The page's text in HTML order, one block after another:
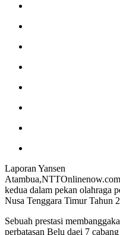
Laporan Yansen
kedua dalam pekan olahraga
Nusa Tenggara Timur Tahun
Sebuah prestasi
perbatasan Belu daei 7